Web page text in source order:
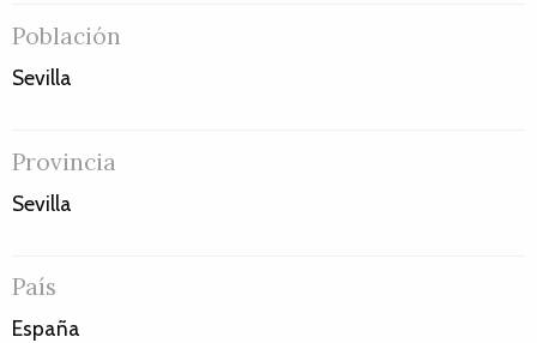
Población
Sevilla
Provincia
Sevilla
País
España